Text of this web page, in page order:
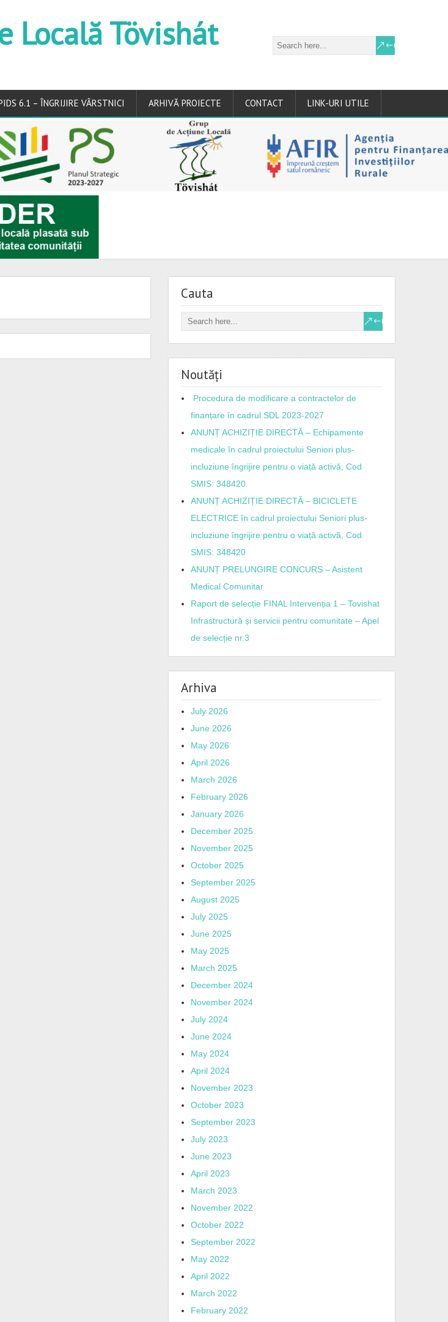
Locală Tövishát
6.1 – ÎNGRIJIRE VÂRSTNICI ARHIVĂ PROIECTE CONTACT LINK-URI UTILE
Cauta
Noutăți
Procedura de modificare a contractelor de
finanțare în cadrul SDL 2023-2027
ANUNȚ ACHIZIȚIE DIRECTĂ – Echipamente
medicale în cadrul proiectului Seniori plus-
incluziune îngrijire pentru o viață activă, Cod
SMIS: 348420
ANUNȚ ACHIZIȚIE DIRECTĂ – BICICLETE
ELECTRICE în cadrul proiectului Seniori plus-
incluziune îngrijire pentru o viață activă, Cod
SMIS: 348420
ANUNȚ PRELUNGIRE CONCURS – Asistent
Medical Comunitar
Raport de selecție FINAL Intervenția 1 – Tovishat
Infrastructură și servicii pentru comunitate – Apel
de selecție nr.3
Arhiva
July 2026
June 2026
May 2026
April 2026
March 2026
February 2026
January 2026
December 2025
November 2025
October 2025
September 2025
August 2025
July 2025
June 2025
May 2025
March 2025
December 2024
November 2024
July 2024
June 2024
May 2024
April 2024
November 2023
October 2023
September 2023
July 2023
June 2023
April 2023
March 2023
November 2022
October 2022
September 2022
May 2022
April 2022
March 2022
February 2022